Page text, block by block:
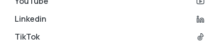
Linkedin
TikTok